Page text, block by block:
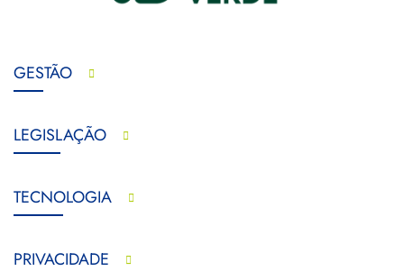
GESTÃO
LEGISLAÇÃO
TECNOLOGIA
PRIVACIDADE